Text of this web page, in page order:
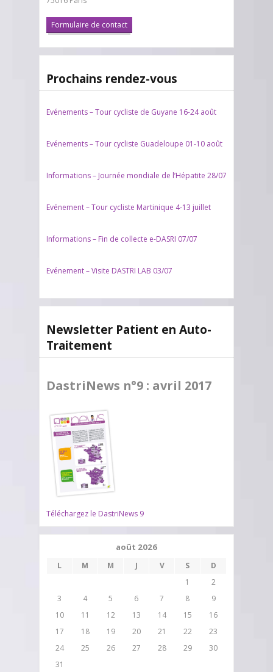
Formulaire de contact
Prochains rendez-vous
Evénements – Tour cycliste de Guyane 16-24 août
Evénements – Tour cycliste Guadeloupe 01-10 août
Informations – Journée mondiale de l’Hépatite 28/07
Evénement – Tour cycliste Martinique 4-13 juillet
Informations – Fin de collecte e-DASRI 07/07
Evénement – Visite DASTRI LAB 03/07
Newsletter Patient en Auto-
Traitement
DastriNews n°9 : avril 2017
Téléchargez le DastriNews 9
août 2026
L M M J V S
D
1
2
3
4 5 6 7 8
9
10
11 12 13 14 15
16
17
18 19 20 21 22
23
24
25 26 27 28 29
30
31